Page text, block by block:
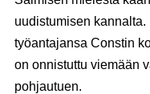
uudistumisen
työantajansa Constin
on onnistuttu viemään
pohjautuen.